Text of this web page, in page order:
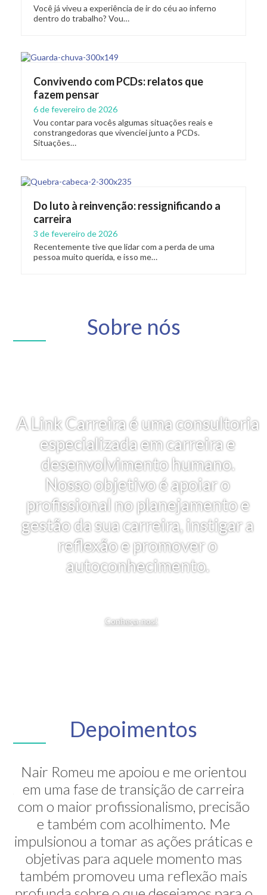
Você já viveu a experiência de ir do céu ao inferno
dentro do trabalho? Vou…
Convivendo com PCDs: relatos que
fazem pensar
6 de fevereiro de 2026
Vou contar para vocês algumas situações reais e
constrangedoras que vivenciei junto a PCDs.
Situações…
Do luto à reinvenção: ressignificando a
carreira
3 de fevereiro de 2026
Recentemente tive que lidar com a perda de uma
pessoa muito querida, e isso me…
Sobre nós
A Link Carreira é uma consultoria
especializada em carreira e
desenvolvimento humano.
Nosso objetivo é apoiar o
profissional no planejamento e
gestão da sua carreira, instigar a
reflexão e promover o
autoconhecimento.
Conheça-nos!
Depoimentos
Nair Romeu me apoiou e me orientou
em uma fase de transição de carreira
com o maior profissionalismo, precisão
e também com acolhimento. Me
impulsionou a tomar as ações práticas e
objetivas para aquele momento mas
também promoveu uma reflexão mais
A Nair é inesquecível! Através de sua
grande competência ela me mostrou
alternativas na minha transição de
carreira. E ela faz isso de uma maneira
muito sútil e elegante. Hoje exerço uma
profissão nunca pensada antes. Meus
agradecimentos!